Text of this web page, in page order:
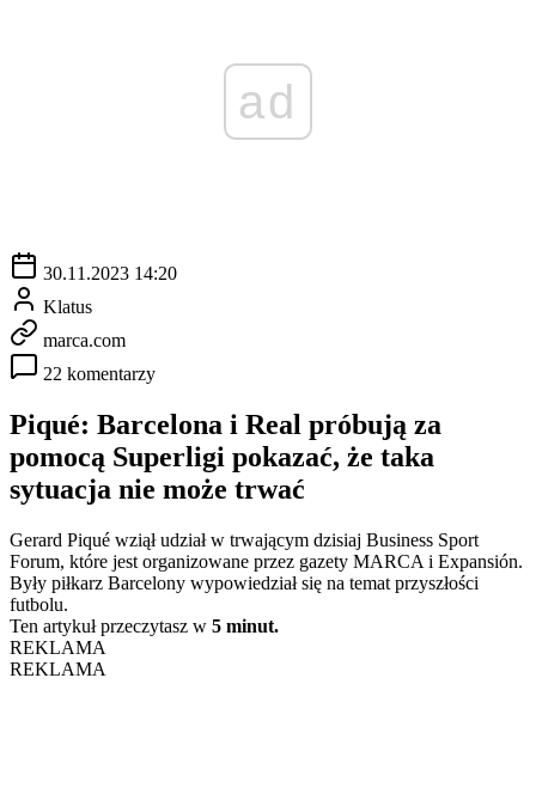
ad
30.11.2023 14:20
Klatus
marca.com
22 komentarzy
Piqué: Barcelona i Real próbują za
pomocą Superligi pokazać, że taka
sytuacja nie może trwać
Gerard Piqué wziął udział w trwającym dzisiaj Business Sport
Forum, które jest organizowane przez gazety MARCA i Expansión.
Były piłkarz Barcelony wypowiedział się na temat przyszłości
futbolu.
Ten artykuł przeczytasz w 5 minut.
REKLAMA
REKLAMA